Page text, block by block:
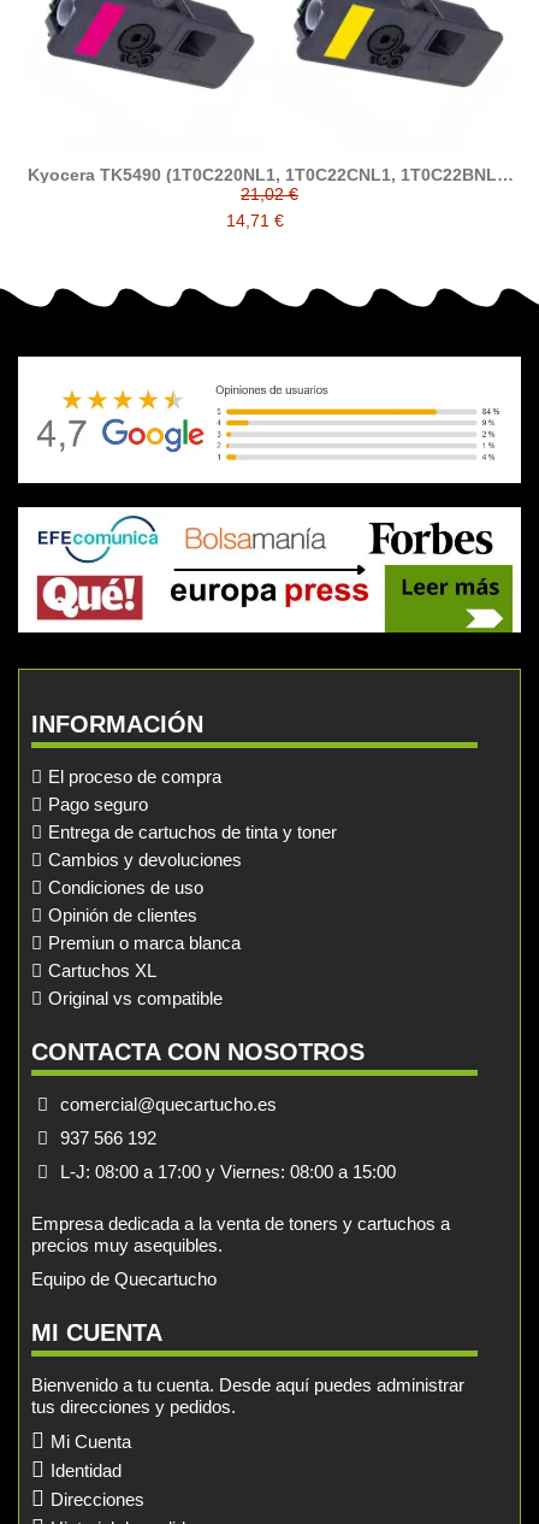
Kyocera TK5490 (1T0C220NL1, 1T0C22CNL1, 1T0C22BNL1,
1T0C22ANL1) tóner compatible
21,02 €
14,71 €
INFORMACIÓN
El proceso de compra
Pago seguro
Entrega de cartuchos de tinta y toner
Cambios y devoluciones
Condiciones de uso
Opinión de clientes
Premiun o marca blanca
Cartuchos XL
Original vs compatible
CONTACTA CON NOSOTROS
comercial@quecartucho.es
937 566 192
L-J: 08:00 a 17:00 y Viernes: 08:00 a 15:00
Empresa dedicada a la venta de toners y cartuchos a
precios muy asequibles.
Equipo de Quecartucho
MI CUENTA
Bienvenido a tu cuenta. Desde aquí puedes administrar
tus direcciones y pedidos.
Mi Cuenta
Identidad
Direcciones